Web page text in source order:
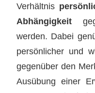
Verhältnis
Abhängigkeit
werden. Dabei
persönlicher und
gegenüber den
Ausübung einer